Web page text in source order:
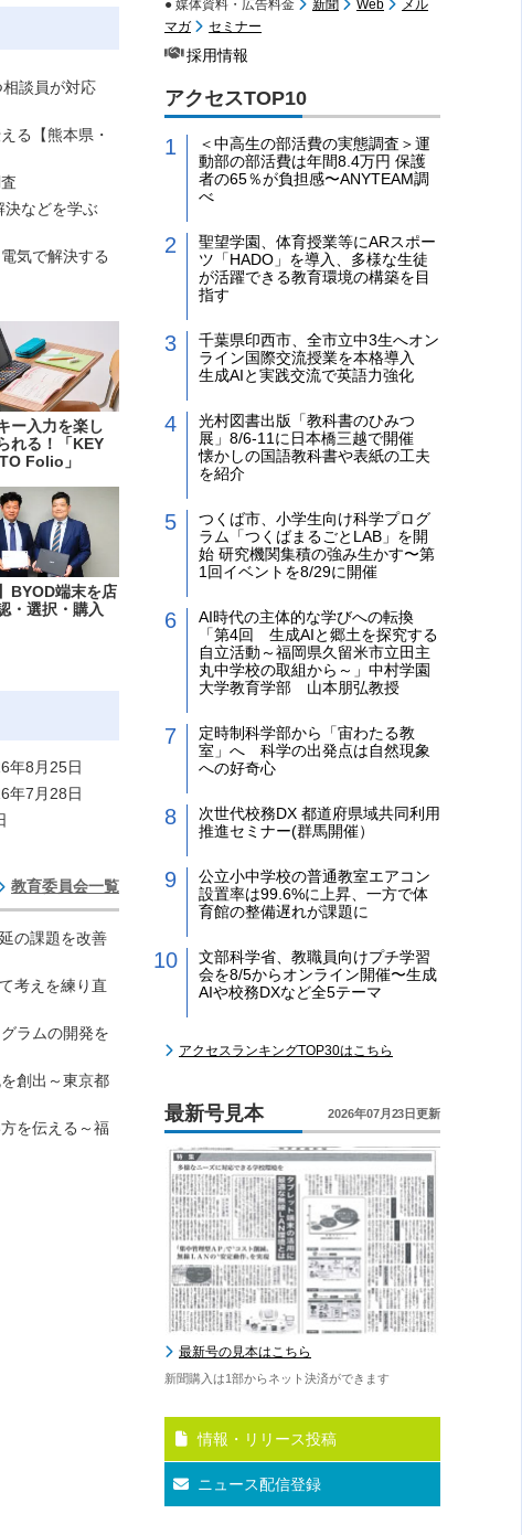
談員が対応
る【熊本県・
などを学ぶ
気で解決する
ー入力を楽し
れる！「KEY
Folio」
BYOD端末を店
・選択・購入
年8月25日
年7月28日
教育委員会一覧
の課題を改善
考えを練り直
ラムの開発を
創出～東京都
を伝える～福
● 媒体資料・広告料金 新聞 Web
メル
マガ
セミナー
採用情報
アクセスTOP10
＜中高生の部活費の実態調査＞運
動部の部活費は年間8.4万円 保護
者の65％が負担感〜ANYTEAM調
べ
聖望学園、体育授業等にARスポー
ツ「HADO」を導入、多様な生徒
が活躍できる教育環境の構築を目
指す
千葉県印西市、全市立中3生へオン
ライン国際交流授業を本格導入
生成AIと実践交流で英語力強化
光村図書出版「教科書のひみつ
展」8/6-11に日本橋三越で開催
懐かしの国語教科書や表紙の工夫
を紹介
つくば市、小学生向け科学プログ
ラム「つくばまるごとLAB」を開
始 研究機関集積の強み生かす〜第
1回イベントを8/29に開催
AI時代の主体的な学びへの転換
「第4回 生成AIと郷土を探究する
自立活動～福岡県久留米市立田主
丸中学校の取組から～」中村学園
大学教育学部 山本朋弘教授
定時制科学部から「宙わたる教
室」へ 科学の出発点は自然現象
への好奇心
次世代校務DX 都道府県域共同利用
推進セミナー(群馬開催）
公立小中学校の普通教室エアコン
設置率は99.6%に上昇、一方で体
育館の整備遅れが課題に
文部科学省、教職員向けプチ学習
会を8/5からオンライン開催〜生成
AIや校務DXなど全5テーマ
アクセスランキングTOP30はこちら
最新号見本 2026年07月23日更新
最新号の見本はこちら
新聞購入は1部からネット決済ができます
情報・リリース投稿
ニュース配信登録